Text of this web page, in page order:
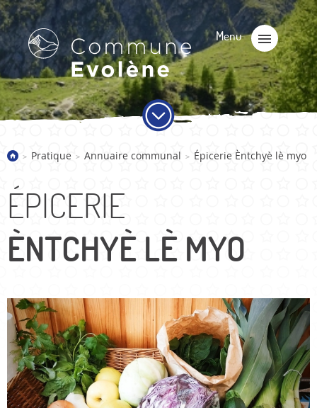
> Pratique > Annuaire communal > Épicerie Èntchyè lè myo
ÉPICERIE
ÈNTCHYÈ LÈ MYO